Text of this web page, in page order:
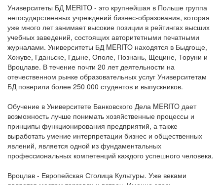
Университеты БД MERITO - это крупнейшая в Польше группа
негосударственных учреждений бизнес-образования, которая
уже много лет занимает высокие позиции в рейтингах высших
учебных заведений, состоящих авторитетными печатными
журналами. Университеты БД MERITO находятся в Быдгоще,
Хожуве, Гданьске, Гдыне, Ополе, Познань, Щецине, Торуни и
Вроцлаве. В течение почти 20 лет деятельности на
отечественном рынке образовательных услуг Университетам
БД поверили более 250 000 студентов и выпускников.
Обучение в Университете Банковского Дела MERITO дает
возможность лучше понимать хозяйственные процессы и
принципы функционирования предприятий, а также
выработать умение интерпретации бизнес и общественных
явлений, является одной из фундаментальных
профессиональных компетенций каждого успешного человека.
Вроцлав - Европейская Столица Культуры. Уже веками